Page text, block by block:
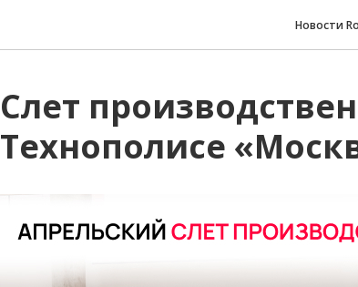
Новости
Слет
Технополисе